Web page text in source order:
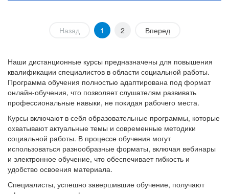
Назад 1 2 Вперед
Наши дистанционные курсы предназначены для повышения
квалификации специалистов в области социальной работы.
Программа обучения полностью адаптирована под формат
онлайн-обучения, что позволяет слушателям развивать
профессиональные навыки, не покидая рабочего места.
Курсы включают в себя образовательные программы, которые
охватывают актуальные темы и современные методики
социальной работы. В процессе обучения могут
использоваться разнообразные форматы, включая вебинары
и электронное обучение, что обеспечивает гибкость и
удобство освоения материала.
Специалисты, успешно завершившие обучение, получают